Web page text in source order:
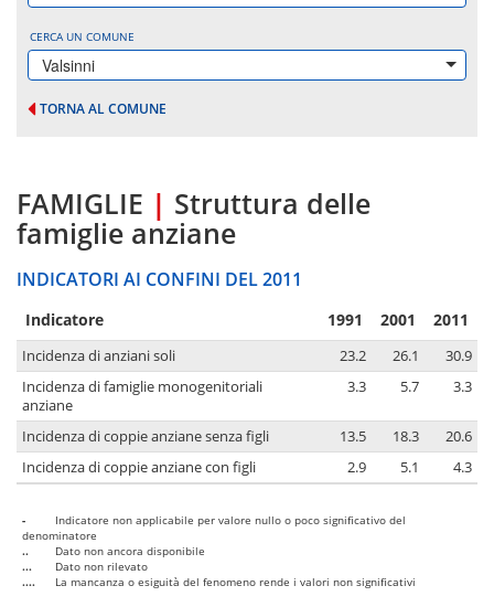
CERCA UN COMUNE
Valsinni
TORNA AL COMUNE
FAMIGLIE | Struttura delle
famiglie anziane
INDICATORI AI CONFINI DEL 2011
Indicatore 1991 2001 2011
Incidenza di anziani soli 23.2 26.1
30.9
Incidenza di famiglie monogenitoriali
anziane
3.3 5.7 3.3
Incidenza di coppie anziane senza figli 13.5 18.3
20.6
Incidenza di coppie anziane con figli
2.9 5.1 4.3
-
Indicatore non applicabile per valore nullo o poco significativo del
denominatore
..
Dato non ancora disponibile
...
Dato non rilevato
....
La mancanza o esiguità del fenomeno rende i valori non significativi